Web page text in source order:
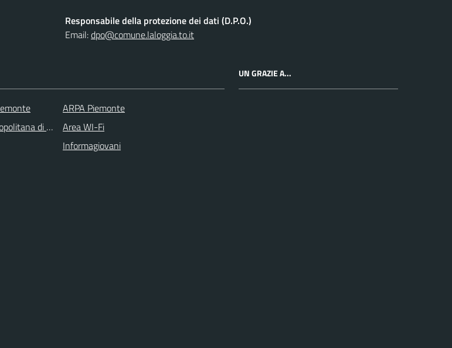
Responsabile della protezione dei dati (D.P.O.)
Email:dpo@comune.laloggia.to.it
di Torino
ARPA Piemonte
Area WI-Fi
Informagiovani
UN GRAZIE A...